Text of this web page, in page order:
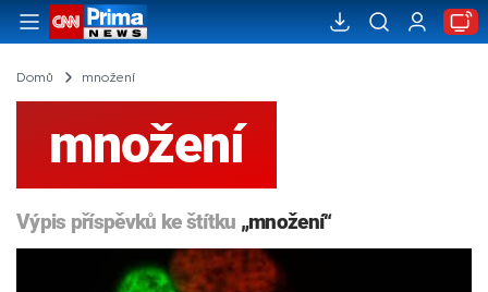
Domů množení
množení
Výpis příspěvků ke štítku „množení“